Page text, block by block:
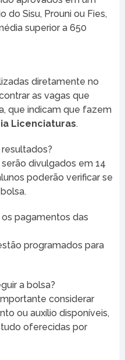
do Sisu, Prouni ou Fies,
superior a 650
diretamente no
as vagas que
que indicam que fazem
Licenciaturas.
divulgados em 14
poderão verificar se
pagamentos das
programados para
a bolsa?
considerar
ou auxílio disponíveis,
oferecidas por